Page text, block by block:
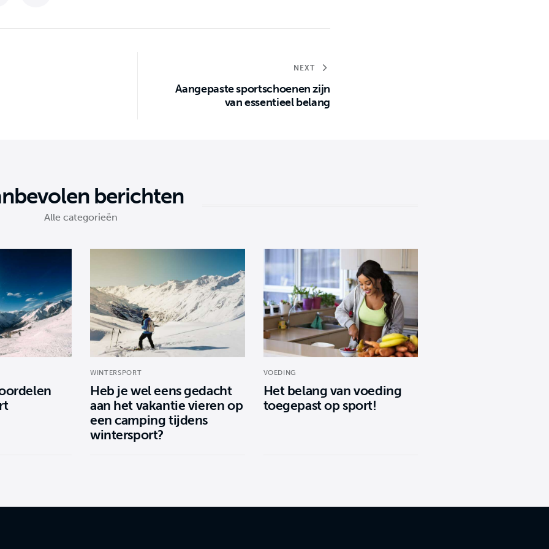
NEXT
Aangepaste sportschoenen zijn
van essentieel belang
berichten
Alle categorieën
WINTERSPORT
Heb je wel eens gedacht
aan het vakantie vieren op
een camping tijdens
wintersport?
VOEDING
Het belang van voeding
toegepast op sport!